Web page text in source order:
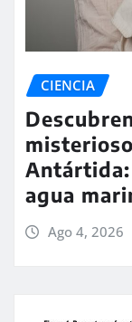
CIENCIA
Antártida:
agua
Ago 4, 2026